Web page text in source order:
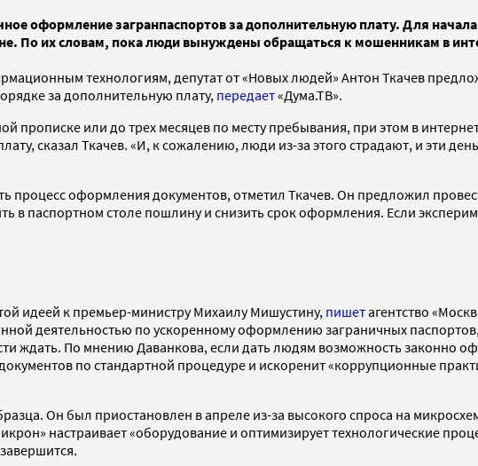
оформление загранпаспортов за дополнительную плату. Для
По их словам, пока люди вынуждены обращаться к мошенникам в
технологиям, депутат от «Новых людей» Антон Ткачев
за дополнительную плату, передает«Дума.ТВ».
прописке или до трех месяцев по месту пребывания, при этом в
сказал Ткачев. «И, к сожалению, люди из-за этого страдают, и эти
процесс оформления документов, отметил Ткачев. Он предложил
в паспортном столе пошлину и снизить срок оформления. Если
идеей к премьер-министру Михаилу Мишустину, пишетагентство
деятельностью по ускоренному оформлению заграничных
ждать. По мнению Даванкова, если дать людям возможность законно
по стандартной процедуре и искоренит «коррупционные
Он был приостановлен в апреле из-за высокого спроса на
настраивает «оборудование и оптимизирует технологические